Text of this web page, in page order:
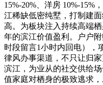
15%-20%、洋房 10%-15%
江稀缺低密纯墅，打制建
高。为板块注入持续高端
年的滨江价值盈利。户户
时段留言1小时内回电），
律风办事渠道，不只让归
滨江，为业从的社交供给
值家庭对栖身的极致逃求